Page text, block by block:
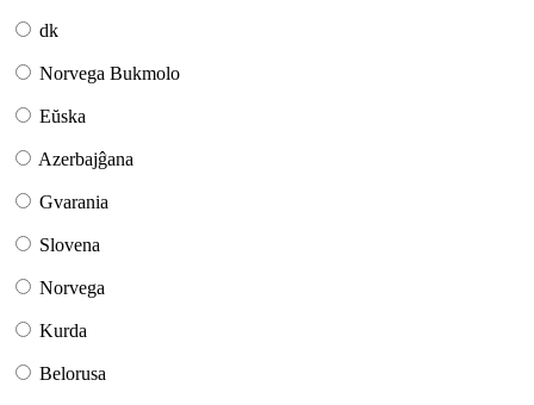
dk
Norvega Bukmolo
Eŭska
Azerbajĝana
Gvarania
Slovena
Norvega
Kurda
Belorusa